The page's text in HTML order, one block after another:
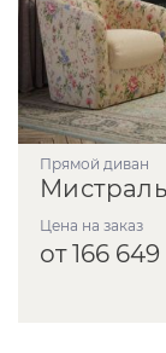
прямой диван
Мистраль
Цена на заказ
от 166